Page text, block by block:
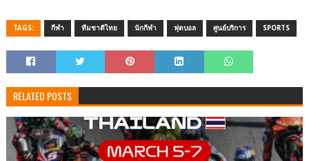
TAGS: กีฬา ทีมชาติไทย นักกีฬา ฟุตบอล ศูนย์บริการ SPORTS
RELATED POSTS